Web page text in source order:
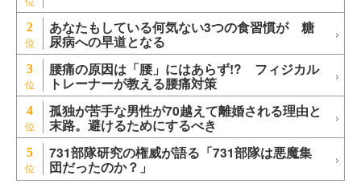
2 あなたもしている何気ない3つの食習慣が 糖
尿病への早道となる
3 腰痛の原因は「腰」にはあらず!? フィジカル
トレーナーが教える腰痛対策
4 孤独が苦手な男性が70越えて離婚される理由と
末路。避けるためにするべき
5 731部隊研究の権威が語る「731部隊は悪魔集
団だったのか？」